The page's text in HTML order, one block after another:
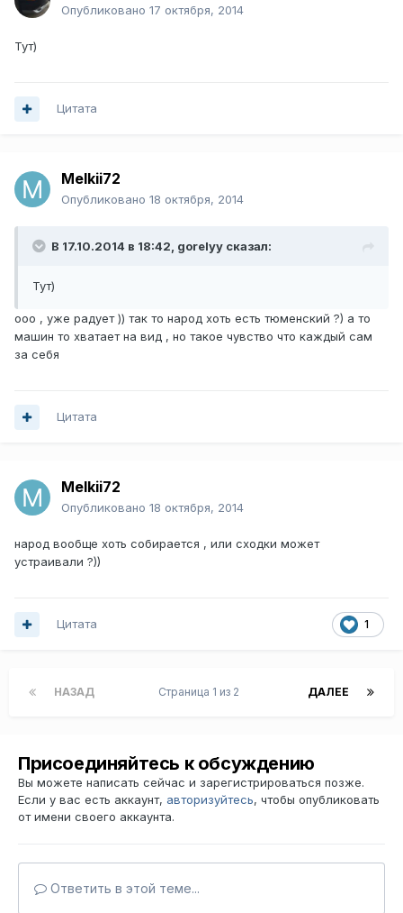
Опубликовано 17 октября, 2014
Тут)
Цитата
Melkii72
Опубликовано 18 октября, 2014
В 17.10.2014 в 18:42, gorelyy сказал:
Тут)
ооо , уже радует )) так то народ хоть есть тюменский ?) а то
машин то хватает на вид , но такое чувство что каждый сам
за себя
Цитата
Melkii72
Опубликовано 18 октября, 2014
народ вообще хоть собирается , или сходки может
устраивали ?))
1
Цитата
НАЗАД ДАЛЕЕ
Страница 1 из 2
Присоединяйтесь к обсуждению
Вы можете написать сейчас и зарегистрироваться позже.
Если у вас есть аккаунт, авторизуйтесь, чтобы опубликовать
от имени своего аккаунта.
Ответить в этой теме...